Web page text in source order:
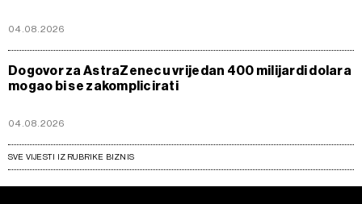
04.08.2026
Dogovor za AstraZenecu vrijedan 400 milijardi dolara
mogao bi se zakomplicirati
04.08.2026
SVE VIJESTI IZ RUBRIKE BIZNIS